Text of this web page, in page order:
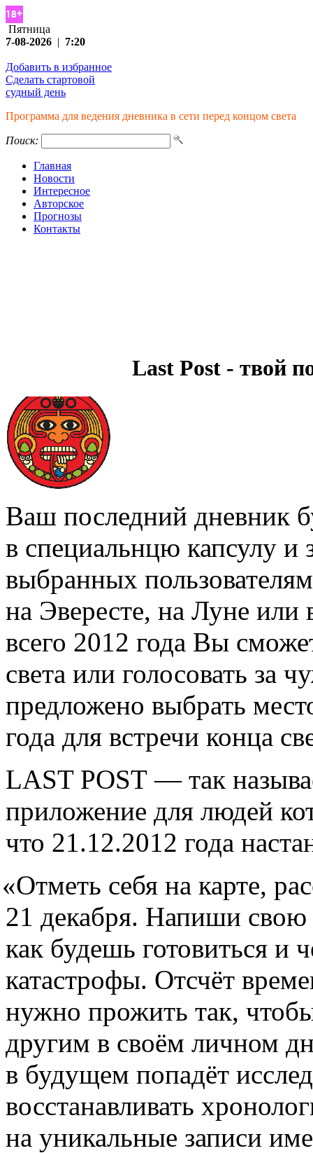
Пятница
7-08-2026 | 7:20
Добавить в избранное
Сделать стартовой
судный день
Программа для ведения дневника в сети перед концом света
Поиск:
Главная
Новости
Интересное
Авторское
Прогнозы
Контакты
Last Post - твой
Ваш последний дневник
в специальнцю капсулу и
выбранных
на Эвересте, на Луне
всего 2012 года Вы
света или голосовать за
предложено выбрать
года для встречи конца
LAST POST — так
приложение для людей
что 21.12.2012 года
«Отметь себя на карте,
21 декабря. Напиши свою
как будешь готовиться и
катастрофы. Отсчёт
нужно прожить так,
другим в своём личном
в будущем попадёт
восстанавливать
на уникальные записи